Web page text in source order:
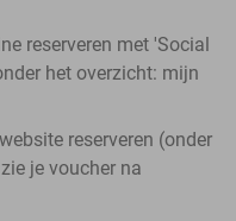
reserveren met 'Social
het overzicht: mijn
reserveren (onder
je voucher na